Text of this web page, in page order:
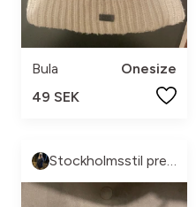
Bula
Onesize
49 SEK
Stockholmsstil pre-loved🩷